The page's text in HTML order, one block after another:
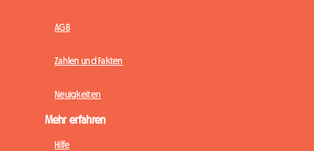
AGB
Zahlen und Fakten
Neuigkeiten
Mehr erfahren
Hilfe